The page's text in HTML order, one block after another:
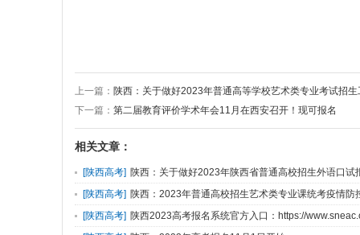
上一篇： 陕西：关于做好2023年普通高等学校艺术类专业考试招
下一篇： 第二届教育评价学术年会11月在西安召开！现可报名
相关文章：
[陕西高考] 陕西：关于做好2023年陕西省普通高校招生外语口试
[陕西高考] 陕西：2023年普通高校招生艺术类专业课统考疫情防
[陕西高考] 陕西2023高考报名系统官方入口：https://